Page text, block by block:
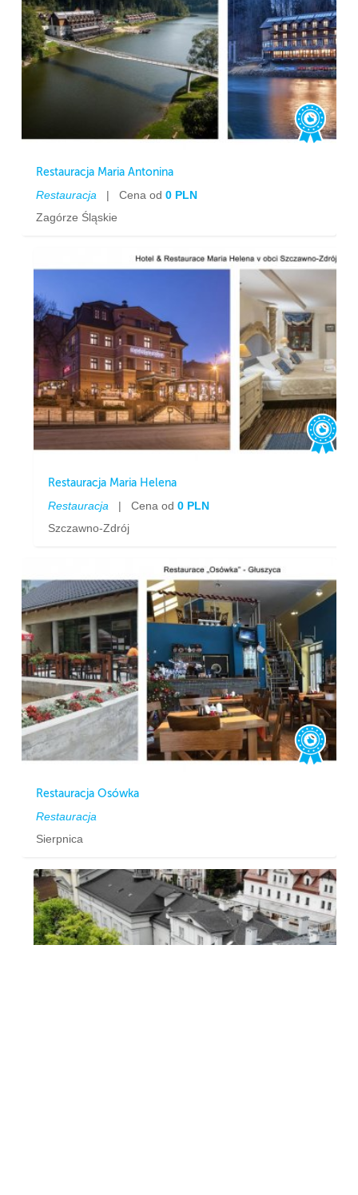
Restauracja Maria Antonina
Restauracja | Cena od0 PLN
Zagórze Śląskie
Restauracja Maria Helena
Restauracja | Cena od0 PLN
Szczawno-Zdrój
Restauracja Osówka
Restauracja
Sierpnica